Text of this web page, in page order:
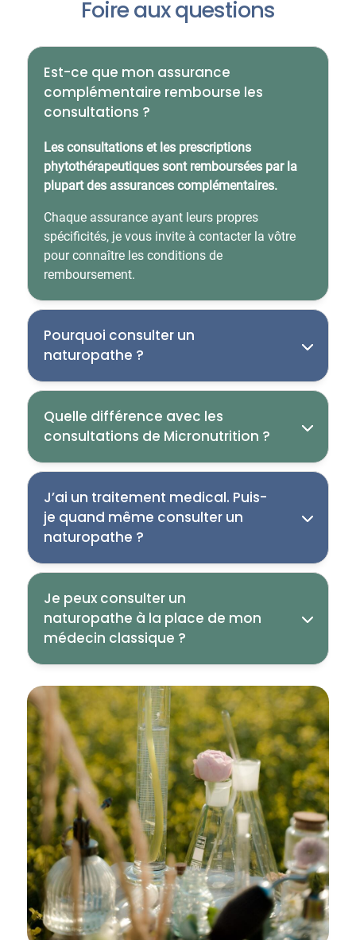
Foire aux questions
Est-ce que mon assurance
complémentaire rembourse les
consultations ?
Les consultations et les prescriptions
phytothérapeutiques sont remboursées par la
plupart des assurances complémentaires.
Chaque assurance ayant leurs propres
spécificités, je vous invite à contacter la vôtre
pour connaître les conditions de
remboursement.
Pourquoi consulter un
naturopathe ?
Quelle différence avec les
consultations de Micronutrition ?
J’ai un traitement medical. Puis-
je quand même consulter un
naturopathe ?
Je peux consulter un
naturopathe à la place de mon
médecin classique ?